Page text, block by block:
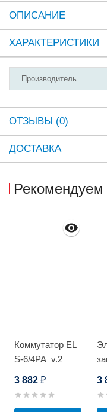
ОПИСАНИЕ
ХАРАКТЕРИСТИКИ
Производитель
ОТЗЫВЫ (0)
ДОСТАВКА
Рекомендуем
Коммутатор EL
S-6/4PA_v.2
3 882 ₽ 3